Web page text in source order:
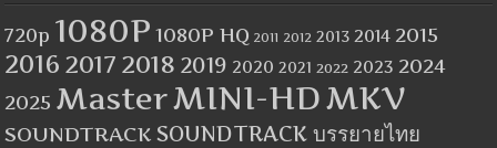
720p 1080P 1080P HQ 2011 2012 2013 2014 2015
2016 2017 2018 2019 2020 2021 2022 2023 2024
2025 MasterMINI-HDMKV
SOUNDTRACK SOUNDTRACK บรรยายไทย